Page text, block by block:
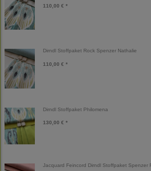
110,00 € *
Dirndl Stoffpaket Rock Spenzer Nathalie
110,00 € *
Dirndl Stoffpaket Philomena
130,00 € *
Jacquard Feincord Dirndl Stoffpaket Spenzer